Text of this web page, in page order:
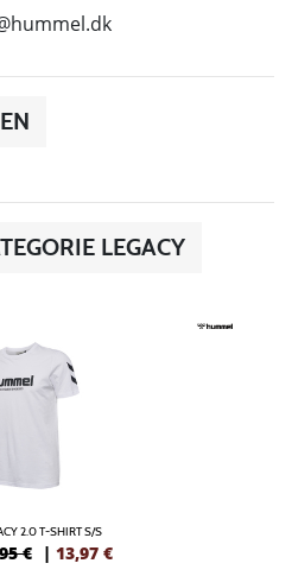
LEGACY
2.0 T-SHIRT S/S
€ | 13,97 €